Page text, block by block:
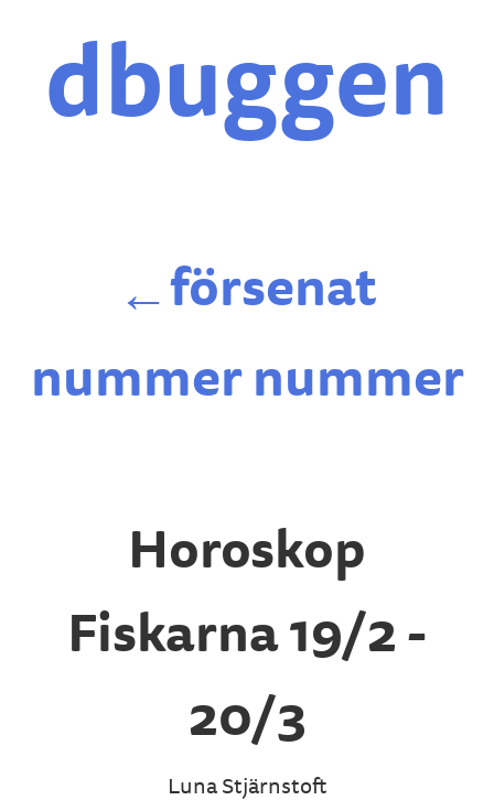
dbuggen
←försenat
nummer nummer
Horoskop
Fiskarna 19/2 -
20/3
Luna Stjärnstoft